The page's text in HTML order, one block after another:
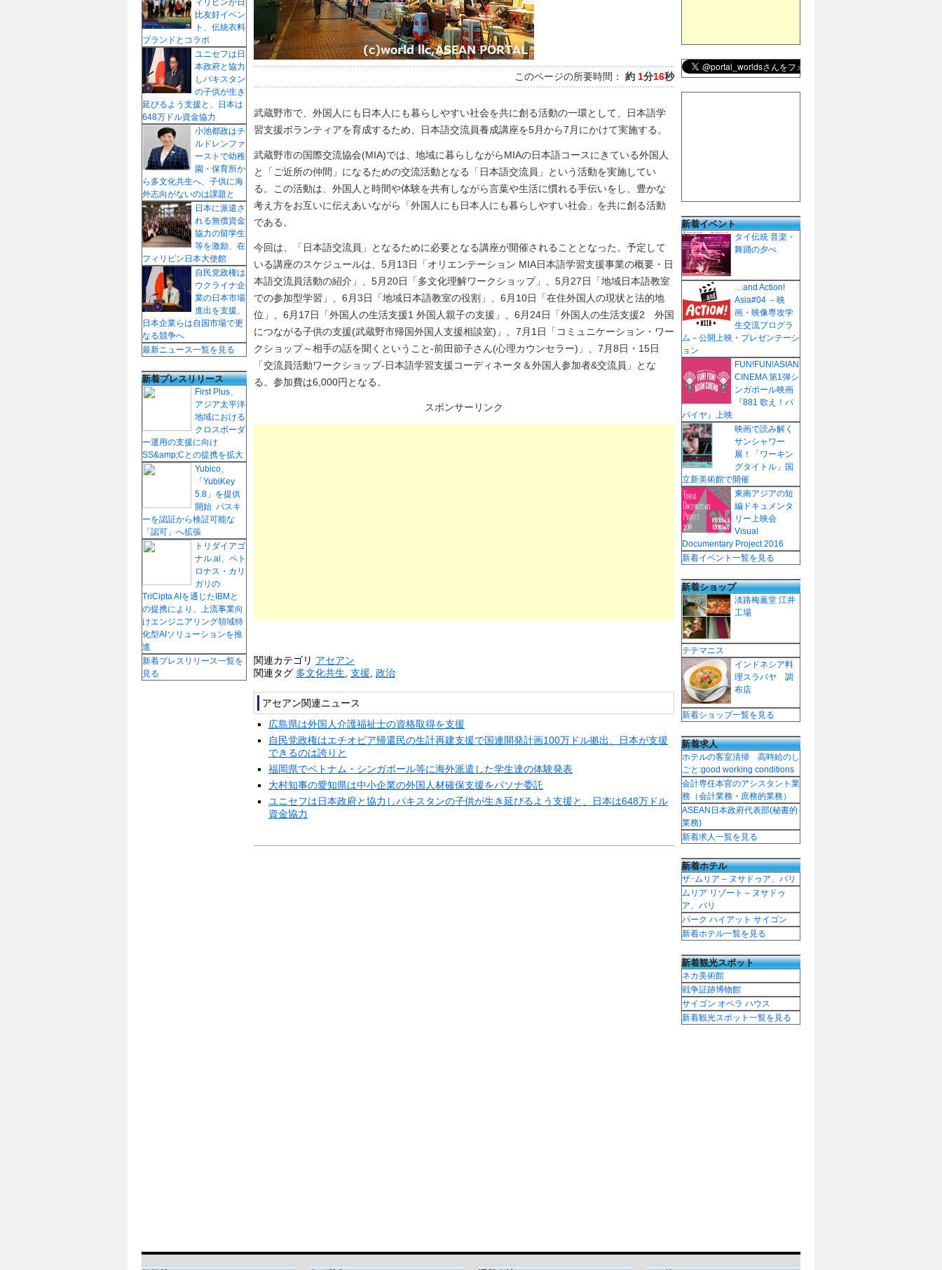
このページの所要時間： 約 1分16秒
武蔵野市で、外国人にも日本人にも暮らしやすい社会を共に創る活動の一環として、日本語学
習支援ボランティアを育成するため、日本語交流員養成講座を5月から7月にかけて実施する。
武蔵野市の国際交流協会(MIA)では、地域に暮らしながらMIAの日本語コースにきている外国人
と「ご近所の仲間」になるための交流活動となる「日本語交流員」という活動を実施してい
る。この活動は、外国人と時間や体験を共有しながら言葉や生活に慣れる手伝いをし、豊かな
考え方をお互いに伝えあいながら「外国人にも日本人にも暮らしやすい社会」を共に創る活動
である。
今回は、「日本語交流員」となるために必要となる講座が開催されることとなった。予定して
いる講座のスケジュールは、5月13日「オリエンテーション MIA日本語学習支援事業の概要・日
本語交流員活動の紹介」、5月20日「多文化理解ワークショップ」、5月27日「地域日本語教室
での参加型学習」、6月3日「地域日本語教室の役割」、6月10日「在住外国人の現状と法的地
位」、6月17日「外国人の生活支援1 外国人親子の支援」、6月24日「外国人の生活支援2 外国
につながる子供の支援(武蔵野市帰国外国人支援相談室)」、7月1日「コミュニケーション・ワー
クショップ～相手の話を聞くということ-前田節子さん(心理カウンセラー)」、7月8日・15日
「交流員活動ワークショップ-日本語学習支援コーディネータ＆外国人参加者&交流員」とな
る。参加費は6,000円となる。
スポンサーリンク
関連カテゴリ アセアン
関連タグ 多文化共生 支援 政治
アセアン関連ニュース
広島県は外国人介護福祉士の資格取得を支援
自民党政権はエチオピア帰還民の生計再建支援で国連開発計画100万ドル拠出、日本が支援
できるのは誇りと
福岡県でベトナム・シンガポール等に海外派遣した学生達の体験発表
大村知事の愛知県は中小企業の外国人材確保支援をパソナ委託
ユニセフは日本政府と協力しパキスタンの子供が生き延びるよう支援と、日本は648万ドル
資金協力
ィリピンが日
比友好イベン
ト、伝統衣料
ブランドとコラボ
ユニセフは日
本政府と協力
しパキスタン
の子供が生き
延びるよう支援と、日本は
648万ドル資金協力
小池都政はチ
ルドレンファ
ーストで幼稚
園・保育所か
ら多文化共生へ、子供に海
外志向がないのは課題と
日本に派遣さ
れる無償資金
協力の留学生
等を激励、在
フィリピン日本大使館
自民党政権は
ウクライナ企
業の日本市場
進出を支援、
日本企業らは自国市場で更
なる競争へ
最新ニュース一覧を見る
新着プレスリリース
First Plus、
アジア太平洋
地域における
クロスボーダ
ー運用の支援に向け
SS&amp;Cとの提携を拡大
Yubico、
「YubiKey
5.8」を提供
開始 パスキ
ーを認証から検証可能な
「認可」へ拡張
トリダイアゴ
ナル.ai、ペト
ロナス・カリ
ガリの
TriCipta AIを通じたIBMと
の提携により、上流事業向
けエンジニアリング領域特
化型AIソリューションを推
進
新着プレスリリース一覧を
見る
新着イベント
タイ伝統 音楽・
舞踊の夕べ
…and Action!
Asia#04 －映
画・映像専攻学
生交流プログラ
ム－公開上映・プレゼンテーシ
ョン
FUN!FUN!ASIAN
CINEMA 第1弾シ
ンガポール映画
『881 歌え！パ
パイヤ』上映
映画で読み解く
サンシャワー
展！「ワーキン
グタイトル」国
立新美術館で開催
東南アジアの短
編ドキュメンタ
リー上映会
Visual
Documentary Project 2016
新着イベント一覧を見る
新着ショップ
淡路梅薫堂 江井
工場
テテマニス
インドネシア料
理スラバヤ 調
布店
新着ショップ一覧を見る
新着求人
ホテルの客室清掃 高時給のし
ごと:good working conditions
会計専任本官のアシスタント業
務（会計業務・庶務的業務）
ASEAN日本政府代表部(秘書的
業務)
新着求人一覧を見る
新着ホテル
ザ･ムリア – ヌサドゥア、バリ
ムリア リゾート – ヌサドゥ
ア、バリ
パーク ハイアット サイゴン
新着ホテル一覧を見る
新着観光スポット
ネカ美術館
戦争証跡博物館
サイゴン オペラ ハウス
新着観光スポット一覧を見る